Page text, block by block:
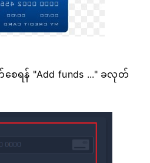
စေရန် "Add funds ..." ခလုတ်